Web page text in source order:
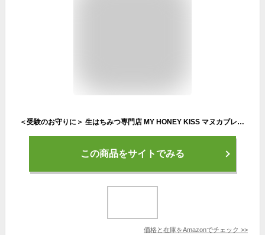
＜受験のお守りに＞ 生はちみつ専門店 MY HONEY KISS マヌカブレンド 喉のケアに 持ち運べるはちみつスティック 個包装 喉の乾燥に
この商品をサイトでみる
価格と在庫をAmazonでチェック >>